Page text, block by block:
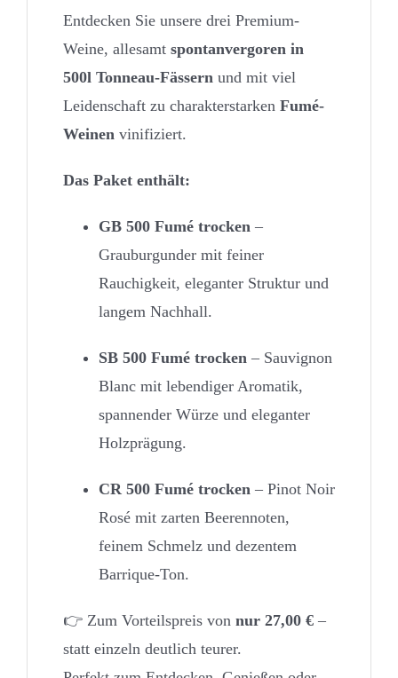
Entdecken Sie unsere drei Premium-
Weine, allesamt spontanvergoren in
500l Tonneau-Fässern und mit viel
Leidenschaft zu charakterstarken Fumé-
Weinen vinifiziert.
Das Paket enthält:
GB 500 Fumé trocken –
Grauburgunder mit feiner
Rauchigkeit, eleganter Struktur und
langem Nachhall.
SB 500 Fumé trocken – Sauvignon
Blanc mit lebendiger Aromatik,
spannender Würze und eleganter
Holzprägung.
CR 500 Fumé trocken – Pinot Noir
Rosé mit zarten Beerennoten,
feinem Schmelz und dezentem
Barrique-Ton.
👉 Zum Vorteilspreis von nur 27,00 € –
statt einzeln deutlich teurer.